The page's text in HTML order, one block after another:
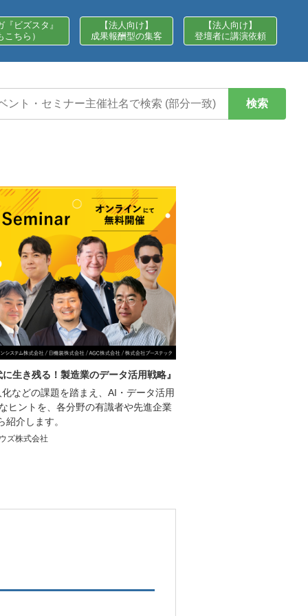
ビズスタ』
こちら）
【法人向け】
成果報酬型の集客
【法人向け】
登壇者に講演依頼
検索
生き残る！製造業のデータ活用戦略』
などの課題を踏まえ、AI・データ活用
ヒントを、各分野の有識者や先進企業
紹介します。
ズ株式会社